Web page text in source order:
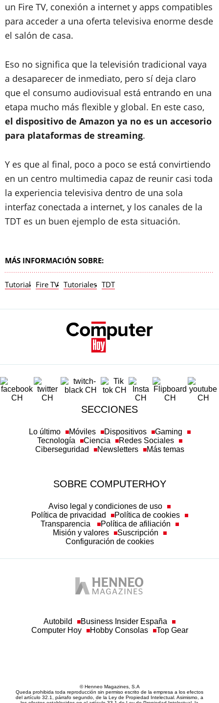
un Fire TV, conexión a internet y apps compatibles
para acceder a una oferta televisiva enorme desde
el salón de casa.
Eso no significa que la televisión tradicional vaya
a desaparecer de inmediato, pero sí deja claro
que el consumo audiovisual está entrando en una
etapa mucho más flexible y global. En este caso,
el dispositivo de Amazon ya no es un accesorio
para plataformas de streaming.
Y es que al final, poco a poco se está convirtiendo
en un centro multimedia capaz de reunir casi toda
la experiencia televisiva dentro de una sola
interfaz conectada a internet, y los canales de la
TDT es un buen ejemplo de esta situación.
MÁS INFORMACIÓN SOBRE:
Tutorial Fire TV Tutoriales TDT
SECCIONES
Lo último Móviles Dispositivos
Gaming
Tecnología
Ciencia
Redes Sociales
Ciberseguridad
Newsletters Más temas
SOBRE COMPUTERHOY
Aviso legal y condiciones de uso
Política de privacidad
Política de cookies
Transparencia
Política de afiliación
Misión y valores
Suscripción
Configuración de cookies
Autobild
Business Insider España
Computer Hoy
Hobby Consolas Top Gear
© Henneo Magazines, S.A
Queda prohibida toda reproducción sin permiso escrito de la empresa a los efectos
del artículo 32.1, párrafo segundo, de la Ley de Propiedad Intelectual. Asimismo, a